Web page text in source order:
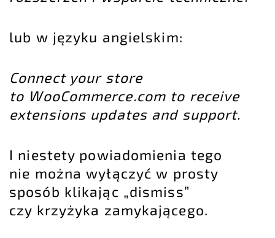
lub w języku angielskim:
Connect your store
to WooCommerce.com to receive
extensions updates and support.
I niestety powiadomienia tego
nie można wyłączyć w prosty
sposób klikając „dismiss”
czy krzyżyka zamykającego.